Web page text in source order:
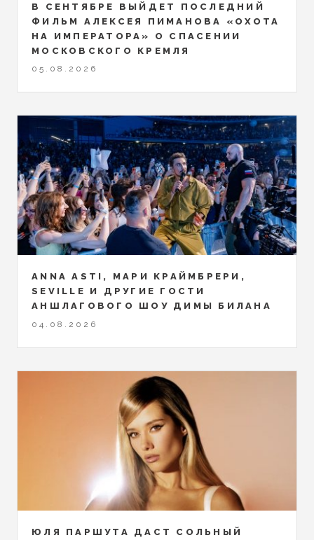
В СЕНТЯБРЕ ВЫЙДЕТ ПОСЛЕДНИЙ
ФИЛЬМ АЛЕКСЕЯ ПИМАНОВА «ОХОТА
НА ИМПЕРАТОРА» О СПАСЕНИИ
МОСКОВСКОГО КРЕМЛЯ
05.08.2026
ANNA ASTI, МАРИ КРАЙМБРЕРИ,
SEVILLE И ДРУГИЕ ГОСТИ
АНШЛАГОВОГО ШОУ ДИМЫ БИЛАНА
04.08.2026
ЮЛЯ ПАРШУТА ДАСТ СОЛЬНЫЙ